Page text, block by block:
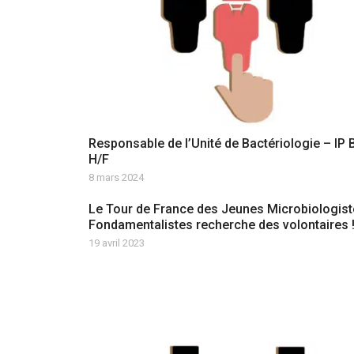
Responsable de l’Unité de Bactériologie – IP
H/F
8 mars 2024
Le Tour de France des Jeunes
Fondamentalistes recherche des volontaires !
19 avril 2023